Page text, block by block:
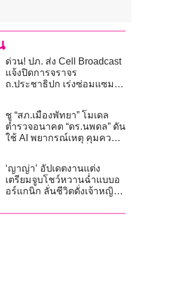
ด่วน! ปภ. ส่ง Cell Broadcast
แจ้งปิดการจราจร
ถ.ประชาธิปก เร่งซ่อมแซม
ชู “สภ.เมืองพัทยา” โมเดล
ตำรวจอนาคต “ดร.นพดล” ดัน
ใช้ AI พยากรณ์เหตุ คุมความ
‘ญาญ่า’ อัปเดตงานแต่ง
เตรียมจูบโชว์หวานฉ่ำแบบอ
อร์แกนิก ลั่นชีวิตดั่งเจ้าหญิง